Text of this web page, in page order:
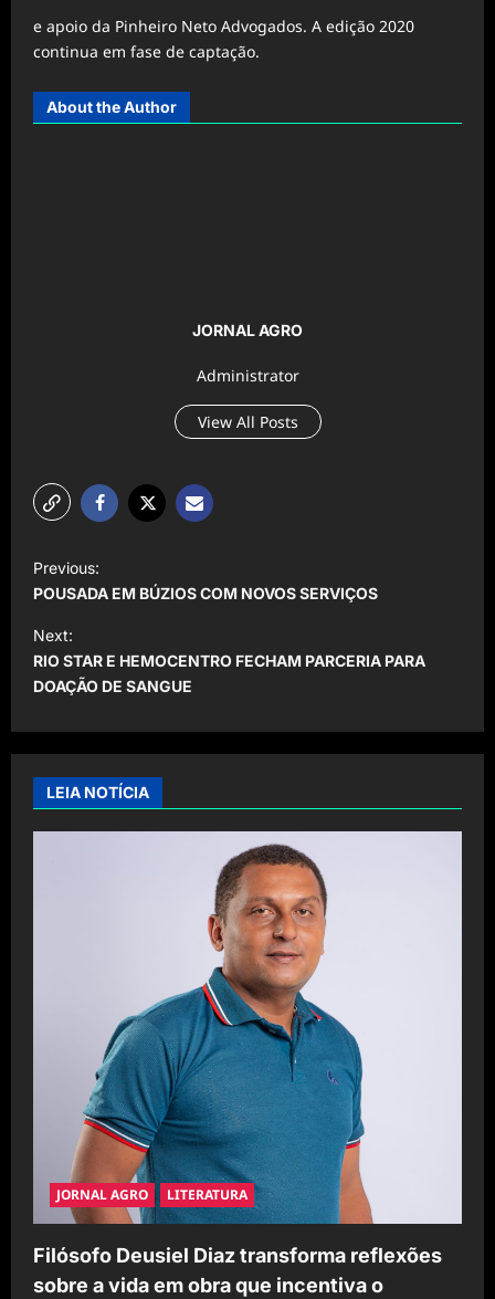
e apoio da Pinheiro Neto Advogados. A edição 2020
continua em fase de captação.
About the Author
JORNAL AGRO
Administrator
View All Posts
P
o
s
t
n
a
v
g
Previous:
POUSADA EM BÚZIOS COM NOVOS SERVIÇOS
Next:
RIO STAR E HEMOCENTRO FECHAM PARCERIA PARA
DOAÇÃO DE SANGUE
LEIA NOTÍCIA
JORNAL AGRO LITERATURA
Filósofo Deusiel Diaz transforma reflexões
sobre a vida em obra que incentiva o